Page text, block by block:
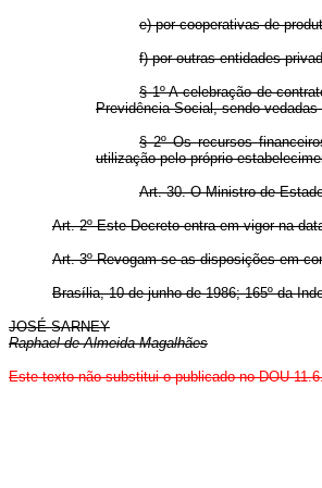
e) por cooperativas de
f) por outras entidades
§ 1º A celebração de
Previdência Social, sendo
§ 2º Os recursos
utilização pelo próprio
Art. 30. O Ministro de
Art. 2º Este Decreto entra em vigor na
Art. 3º Revogam-se as disposições em
Brasília, 10 de junho de 1986; 165º da
JOSÉ SARNEY
Raphael de Almeida Magalhães
Este texto não substitui o publicado no DOU